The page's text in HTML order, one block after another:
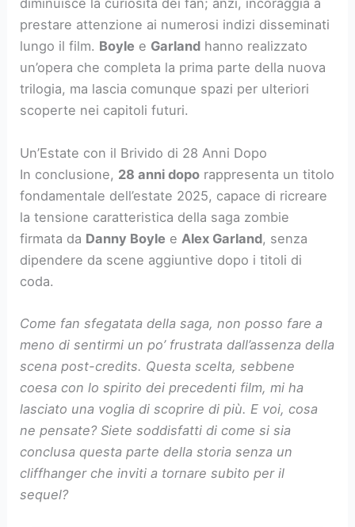
diminuisce la curiosità dei fan; anzi, incoraggia a
prestare attenzione ai numerosi indizi disseminati
lungo il film. Boyle e Garland hanno realizzato
un’opera che completa la prima parte della nuova
trilogia, ma lascia comunque spazi per ulteriori
scoperte nei capitoli futuri.
Un’Estate con il Brivido di 28 Anni Dopo
In conclusione, 28 anni dopo rappresenta un titolo
fondamentale dell’estate 2025, capace di ricreare
la tensione caratteristica della saga zombie
firmata da Danny Boyle e Alex Garland, senza
dipendere da scene aggiuntive dopo i titoli di
coda.
Come fan sfegatata della saga, non posso fare a
meno di sentirmi un po’ frustrata dall’assenza della
scena post-credits. Questa scelta, sebbene
coesa con lo spirito dei precedenti film, mi ha
lasciato una voglia di scoprire di più. E voi, cosa
ne pensate? Siete soddisfatti di come si sia
conclusa questa parte della storia senza un
cliffhanger che inviti a tornare subito per il
sequel?